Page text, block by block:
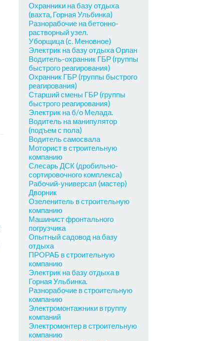
Охранники на базу отдыха
(вахта, Горная Ульбинка)
Разнорабочие на бетонно-
растворный узел.
Уборщица (с. Меновное)
Электрик на базу отдыха Орлан
Водитель-охранник ГБР (группы
быстрого реагирования)
Охранник ГБР (группы быстрого
реагирования)
Старший смены ГБР (группы
быстрого реагирования)
Электрик на б/о Мелада.
Водитель на манипулятор
(подъем с пола)
Водитель самосвала
Моторист в строительную
компанию
Слесарь ДСК (дробильно-
сортировочного комплекса)
Рабочий-универсал (мастер)
Дворник
Озеленитель в строительную
компанию
Машинист фронтального
погрузчика
Опытный садовод на базу
отдыха
ПРОРАБ в строительную
компанию
Электрик на базу отдыха в
Горная Ульбинка.
Разнорабочие в строительную
компанию
Электромонтажники в группу
компаний
Электромонтер в строительную
компанию